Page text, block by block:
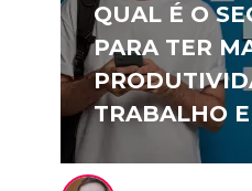
QUAL É O
PARA TER
TRABALHO